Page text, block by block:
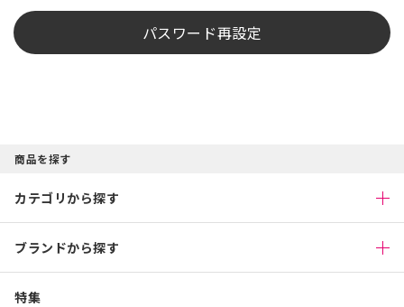
パスワード再設定
商品を探す
カテゴリから探す
ブランドから探す
特集